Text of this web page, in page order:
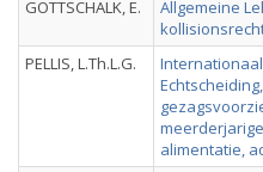
GOTTSCHALK, E.
Allgemeine
PELLIS, L.Th.L.G.
alimentatie,